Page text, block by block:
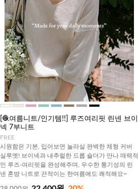
[🧶여름니트/인기템!!] 루즈여리핏 린넨 브이
넥 7부니트
FREE
시원함은 기본, 입어보면 놀라실 완벽한 체형 커버
실루엣! 브이넥과 내추럴한 드롭 숄더가 만나 매력적
인 루즈-여리핏을 완성해주며, 우수한 통기성의 린
넨 혼방 니트로 끈적이는 한여름에도 쾌적해요~